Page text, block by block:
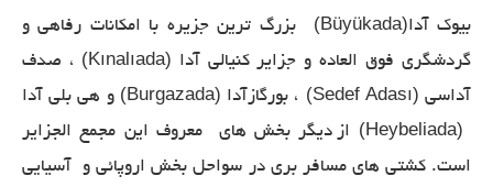
بیوک آدا(Büyükada)
بزرگ ترین جزیره با امکانات رفاهی و
گردشگری فوق العاده و جزایر کنیالی آدا (Kınalıada) ، صدف
آداسی (Sedef Adası) ، بورگازآدا (Burgazada) و هی بلی آدا
(Heybeliada)
از دیگر بخش های معروف این مجمع الجزایر
است. کشتی های مسافر بری در سواحل بخش اروپائی و آسیایی